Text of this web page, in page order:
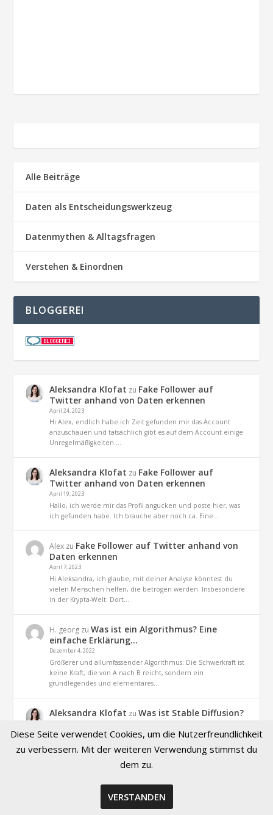
Alle Beiträge
Daten als Entscheidungswerkzeug
Datenmythen & Alltagsfragen
Verstehen & Einordnen
BLOGGEREI
Aleksandra Klofat zu Fake Follower auf
Twitter anhand von Daten erkennen
April 24, 2023
Hi Alex, endlich habe ich Zeit gefunden mir das Account
anzuschauen und tatsächlich gibt es auf dem Account einige
Unregelmäßigkeiten.…
Aleksandra Klofat zu Fake Follower auf
Twitter anhand von Daten erkennen
April 19, 2023
Hallo, ich werde mir das Profil angucken und poste hier, was
ich gefunden habe. Ich brauche aber noch ca. Eine…
Alex zu Fake Follower auf Twitter anhand von
Daten erkennen
April 7, 2023
Hi Aleksandra, ich glaube, mit deiner Analyse könntest du
vielen Menschen helfen, die betrogen werden. Insbesondere
in der Krypta-Welt. Dort…
H. georg zuWas ist ein Algorithmus? Eine
einfache Erklärung…
Dezember 4, 2022
Größerer und allumfassender Algorithmus: Die Schwerkraft ist
keine Kraft, die von A nach B reicht, sondern ein
grundlegendes und elementares…
Aleksandra Klofat zuWas ist Stable Diffusion?
November 9, 2022
Hallo, ja. es geht um dieses Projekt (optiizedSD=Projekt von
© 2026 Created by Aleksandra Klofat
Diese Seite verwendet Cookies, um die Nutzerfreundlichkeit
zu verbessern. Mit der weiteren Verwendung stimmst du
dem zu.
VERSTANDEN